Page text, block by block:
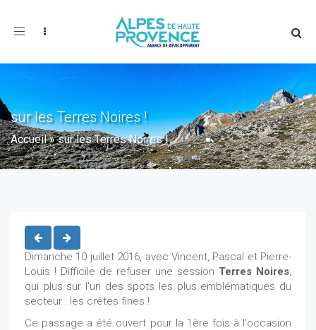
Toggle
sur les Terres Noires !
Accueil»sur les Terres Noires !
Dimanche 10 juillet 2016, avec Vincent, Pascal et Pierre-
Louis ! Difficile de refuser une session Terres Noires,
qui plus sur l'un des spots les plus emblématiques du
secteur : les crêtes fines !
Ce passage a été ouvert pour la 1ère fois à l'occasion